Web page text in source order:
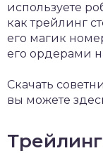
используете
как трейлинг
его магик
его ордерами
Скачать
вы можете